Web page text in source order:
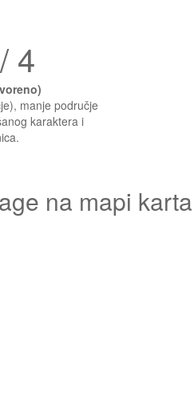
4
manje područje
karaktera i
na mapi